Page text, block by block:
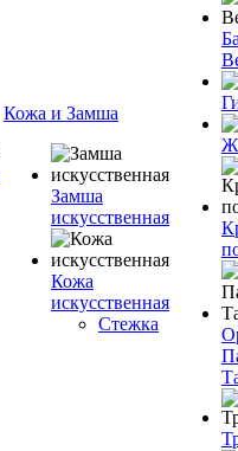
Кожа и Замша
Замша
искусственная
Кожа
искусственная
Стежка